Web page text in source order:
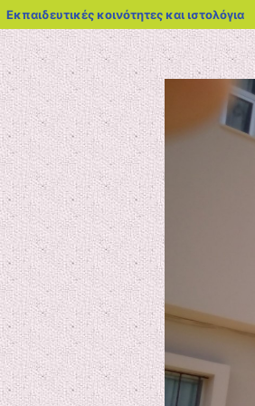
Εκπαιδευτικές κοινότητες και ιστολόγια